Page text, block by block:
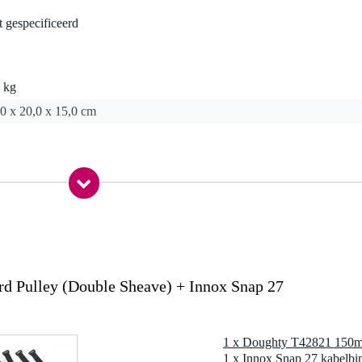
gespecificeerd
kg
x 20,0 x 15,0 cm
× 107.5 × M10 × 31.2 × 137.5 × 54.4
draadkabel (apart te bestellen)
Pulley (Double Sheave) + Innox Snap 27